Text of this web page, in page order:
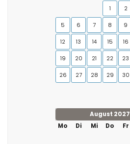
1
2
5 6 7 8 9
12 13 14 15 16
19 20 21 22 23
26 27 28 29 30
August 2027
Mo
Di Mi Do Fr